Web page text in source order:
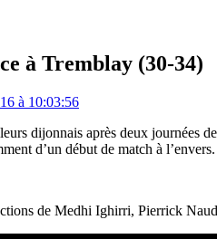
à Tremblay (30-34)
à 10:03:56
dijonnais après deux journées
d’un début de match à l’envers.
de Medhi Ighirri, Pierrick